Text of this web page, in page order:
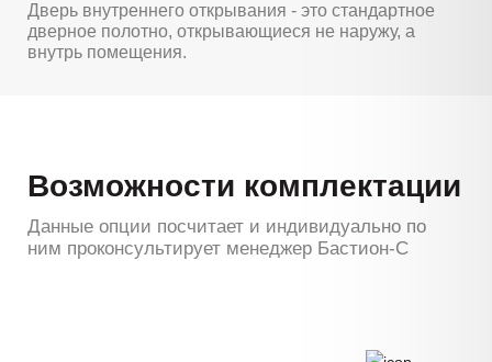
Дверь внутреннего открывания - это стандартное
дверное полотно, открывающиеся не наружу, а
внутрь помещения.
Возможности комплектации
Данные опции посчитает и индивидуально по
ним проконсультирует менеджер Бастион-С